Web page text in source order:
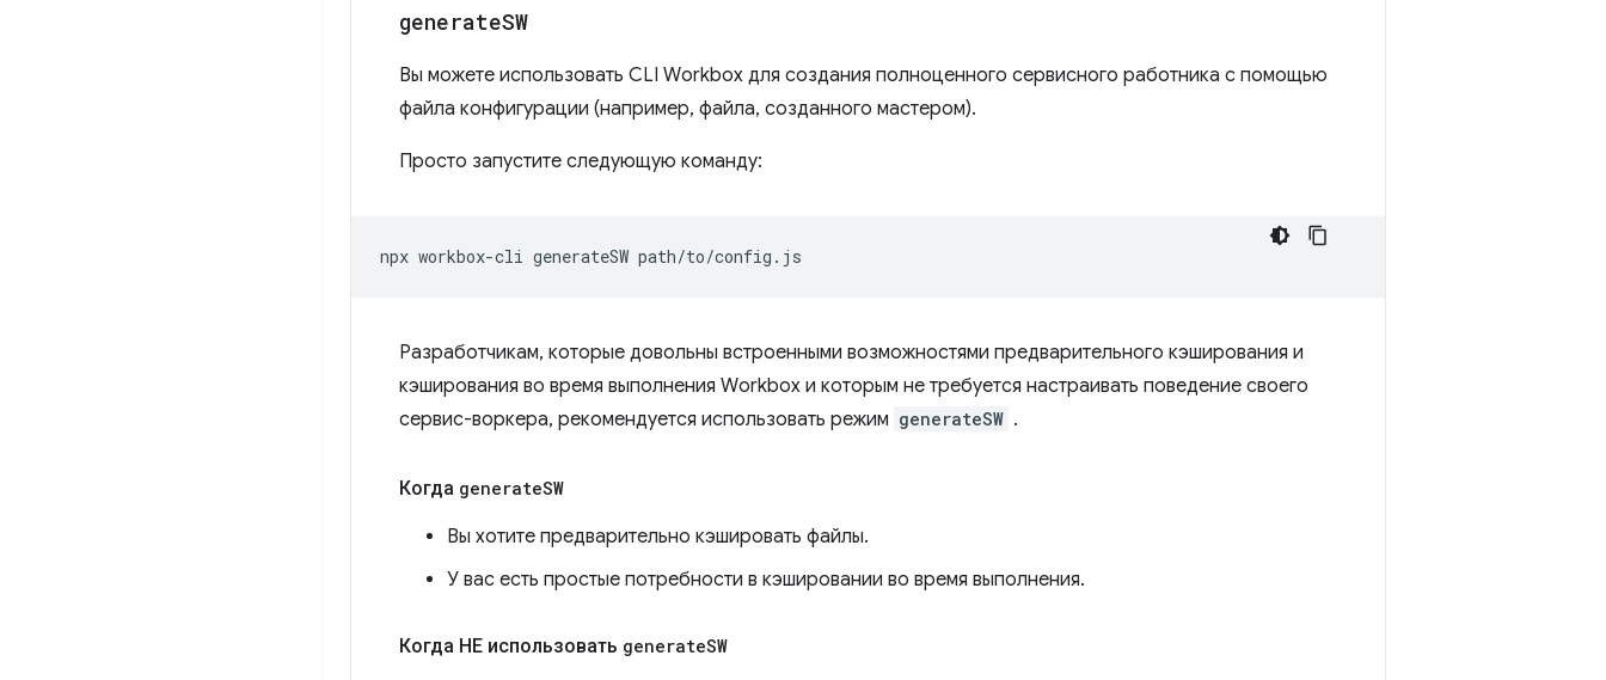
generateSW
Вы можете использовать CLI Workbox для создания полноценного сервисного работника с помощью
файла конфигурации (например, файла, созданного мастером).
Просто запустите следующую команду:
npx workbox-cli generateSW
Разработчикам, которые довольны встроенными возможностями предварительного кэширования и
кэширования во время выполнения Workbox и которым не требуется настраивать поведение своего
сервис-воркера, рекомендуется использовать режим generateSW .
Когда generateSW
Вы хотите предварительно кэшировать файлы.
У вас есть простые потребности в кэшировании во время выполнения.
Когда НЕ использовать generateSW